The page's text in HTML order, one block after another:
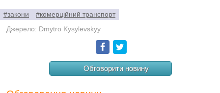
#закони
#комерційний транспорт
Джерело: Dmytro Kysylevskyy
Facebook
Обговорити новину